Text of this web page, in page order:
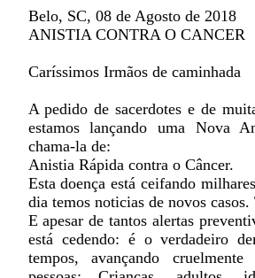
Belo, SC, 08 de Agosto de 2018
ANISTIA CONTRA O CANCER
Caríssimos Irmãos de caminhada
A pedido de sacerdotes e de
estamos lançando uma Nova
chama-la de:
Anistia Rápida contra o Câncer.
Esta doença está ceifando
dia temos noticias de novos casos.
E apesar de tantos alertas
está cedendo: é o verdadeiro
tempos, avançando